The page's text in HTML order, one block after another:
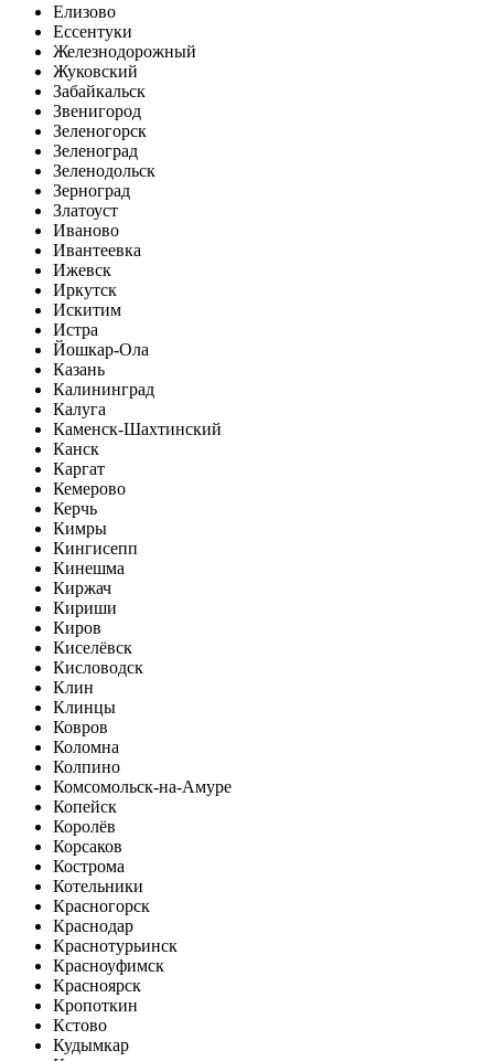
Елизово
Ессентуки
Железнодорожный
Жуковский
Забайкальск
Звенигород
Зеленогорск
Зеленоград
Зеленодольск
Зерноград
Златоуст
Иваново
Ивантеевка
Ижевск
Иркутск
Искитим
Истра
Йошкар-Ола
Казань
Калининград
Калуга
Каменск-Шахтинский
Канск
Каргат
Кемерово
Керчь
Кимры
Кингисепп
Кинешма
Киржач
Кириши
Киров
Киселёвск
Кисловодск
Клин
Клинцы
Ковров
Коломна
Колпино
Комсомольск-на-Амуре
Копейск
Королёв
Корсаков
Кострома
Котельники
Красногорск
Краснодар
Краснотурьинск
Красноуфимск
Красноярск
Кропоткин
Кстово
Кудымкар